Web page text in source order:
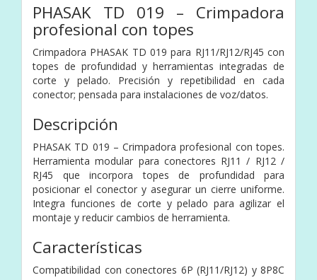
PHASAK TD 019 – Crimpadora
profesional con topes
Crimpadora PHASAK TD 019 para RJ11/RJ12/RJ45 con
topes de profundidad y herramientas integradas de
corte y pelado. Precisión y repetibilidad en cada
conector; pensada para instalaciones de voz/datos.
Descripción
PHASAK TD 019 – Crimpadora profesional con topes.
Herramienta modular para conectores RJ11 / RJ12 /
RJ45 que incorpora topes de profundidad para
posicionar el conector y asegurar un cierre uniforme.
Integra funciones de corte y pelado para agilizar el
montaje y reducir cambios de herramienta.
Características
Compatibilidad con conectores 6P (RJ11/RJ12) y 8P8C